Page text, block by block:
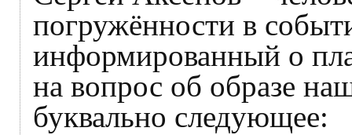
погружённости в
информированный о
на вопрос об образе
буквально следующее: